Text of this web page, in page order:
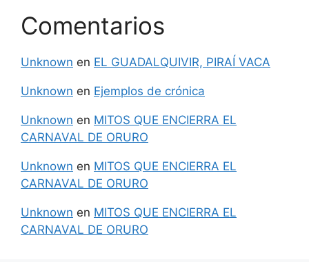
Comentarios
Unknown en EL GUADALQUIVIR, PIRAÍ VACA
Unknown en Ejemplos de crónica
Unknown en MITOS QUE ENCIERRA EL
CARNAVAL DE ORURO
Unknown en MITOS QUE ENCIERRA EL
CARNAVAL DE ORURO
Unknown en MITOS QUE ENCIERRA EL
CARNAVAL DE ORURO